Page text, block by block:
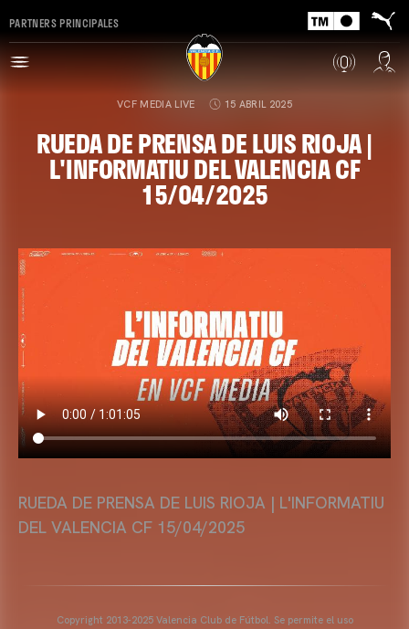
PARTNERS PRINCIPALES
VCF MEDIA LIVE 15 ABRIL 2025
RUEDA DE PRENSA DE LUIS RIOJA |
L'INFORMATIU DEL VALENCIA CF
15/04/2025
RUEDA DE PRENSA DE LUIS RIOJA | L'INFORMATIU
DEL VALENCIA CF 15/04/2025
Copyright 2013-2025 Valencia Club de Fútbol. Se permite el uso